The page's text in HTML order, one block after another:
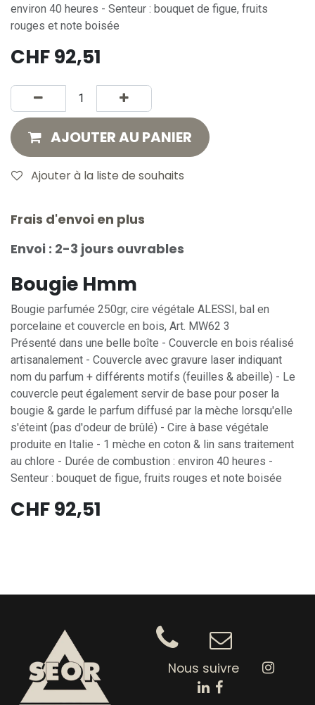
environ 40 heures - Senteur : bouquet de figue, fruits
rouges et note boisée
CHF92,51
AJOUTER AU PANIER
Ajouter à la liste de souhaits
Frais d'envoi en plus
Envoi : 2-3 jours ouvrables
Bougie Hmm
Bougie parfumée 250gr, cire végétale ALESSI, bal en
porcelaine et couvercle en bois, Art. MW62 3
Présenté dans une belle boîte - Couvercle en bois réalisé
artisanalement - Couvercle avec gravure laser indiquant
nom du parfum + différents motifs (feuilles & abeille) - Le
couvercle peut également servir de base pour poser la
bougie & garde le parfum diffusé par la mèche lorsqu'elle
s'éteint (pas d'odeur de brûlé) - Cire à base végétale
produite en Italie - 1 mèche en coton & lin sans traitement
au chlore - Durée de combustion : environ 40 heures -
Senteur : bouquet de figue, fruits rouges et note boisée
CHF92,51
Nous suivre